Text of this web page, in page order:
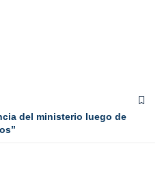
del ministerio luego de